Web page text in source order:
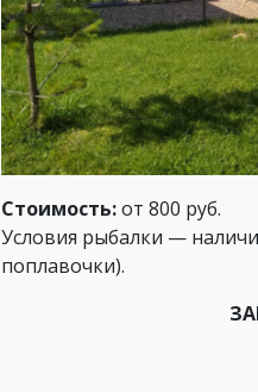
Стоимость:от 800 руб.
Условия рыбалки —
поплавочки).